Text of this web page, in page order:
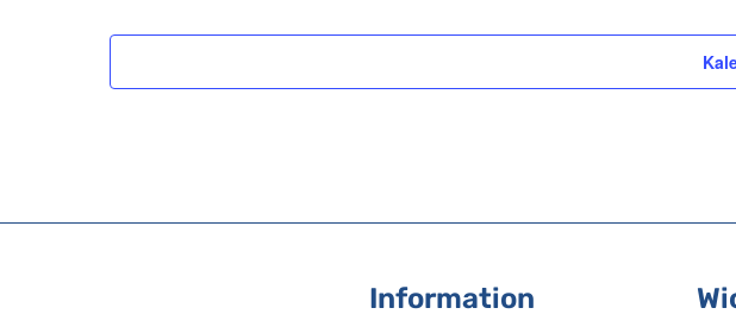
Information